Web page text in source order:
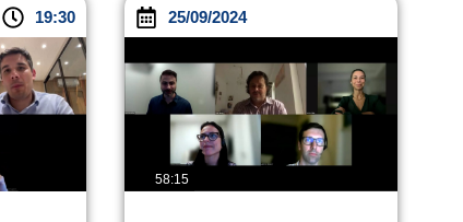
19:30 25/09/2024
58:15